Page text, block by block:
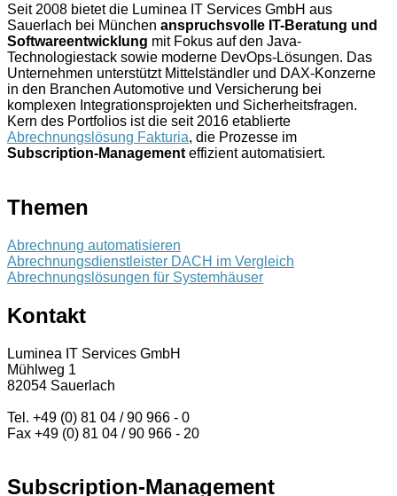
Seit 2008 bietet die Luminea IT Services GmbH aus
Sauerlach bei München anspruchsvolle IT-Beratung und
Softwareentwicklung mit Fokus auf den Java-
Technologiestack sowie moderne DevOps-Lösungen. Das
Unternehmen unterstützt Mittelständler und DAX-Konzerne
in den Branchen Automotive und Versicherung bei
komplexen Integrationsprojekten und Sicherheitsfragen.
Kern des Portfolios ist die seit 2016 etablierte
Abrechnungslösung Fakturia, die Prozesse im
Subscription-Management effizient automatisiert.
Themen
Abrechnung automatisieren
Abrechnungsdienstleister DACH im Vergleich
Abrechnungslösungen für Systemhäuser
Kontakt
Luminea IT Services GmbH
Mühlweg 1
82054 Sauerlach
Tel. +49 (0) 81 04 / 90 966 - 0
Fax +49 (0) 81 04 / 90 966 - 20
Subscription-Management